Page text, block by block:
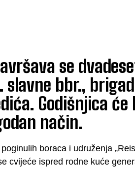
se
bbr.,
Godišnjica
način.
boraca i udruženja
cvijeće ispred rodne kuće